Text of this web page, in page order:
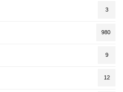
3
980
9
12